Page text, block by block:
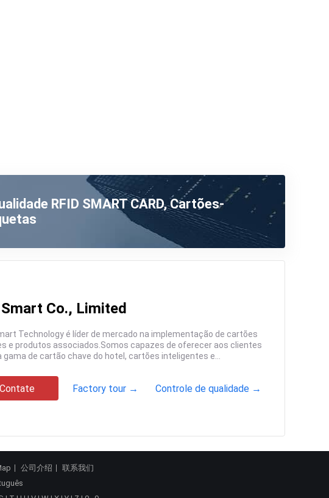
RFID SMART CARD, Cartões-
Co., Limited
Contate Factory tour → Controle de qualidade →
公司介绍
联系我们